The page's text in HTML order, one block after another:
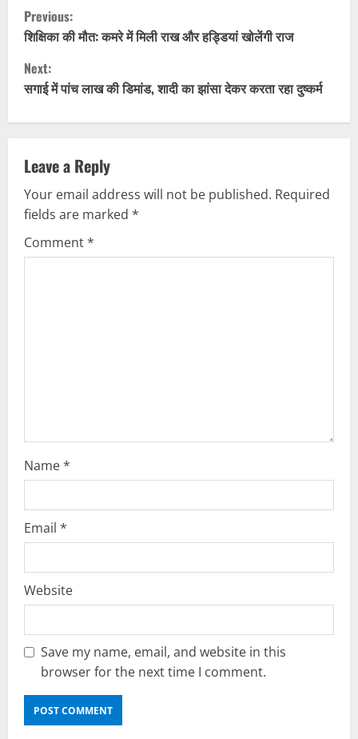
C
o
n
n
u
e
n
g
Previous:
शिक्षिका की मौत: कमरे में मिली राख और हड्डियां खोलेंगी राज
Next:
सगाई में पांच लाख की डिमांड, शादी का झांसा देकर करता रहा दुष्कर्म
Leave a Reply
Your email address will not be published. Required
fields are marked *
Comment*
Name*
Email *
Website
Save my name, email, and website in this
browser for the next time I comment.